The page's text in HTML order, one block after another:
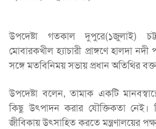
উপদেষ্টা গতকাল দুপুরে(১জুলাই)
মোবারকখীল হ্যাচারী প্রাঙ্গণে হালদা
সঙ্গে মতবিনিময় সভায় প্রধান অতিথির
উপদেষ্টা বলেন, তামাক একটি
কিছু উৎপাদন করার যৌক্তিকতা নেই।
জীবিকায় উৎসাহিত করতে মন্ত্রণালয়ের